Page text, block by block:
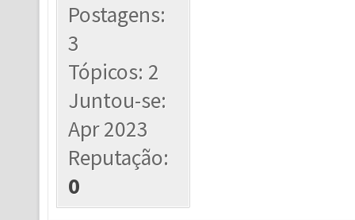
Postagens:
3
Tópicos: 2
Juntou-se:
Apr 2023
Reputação:
0